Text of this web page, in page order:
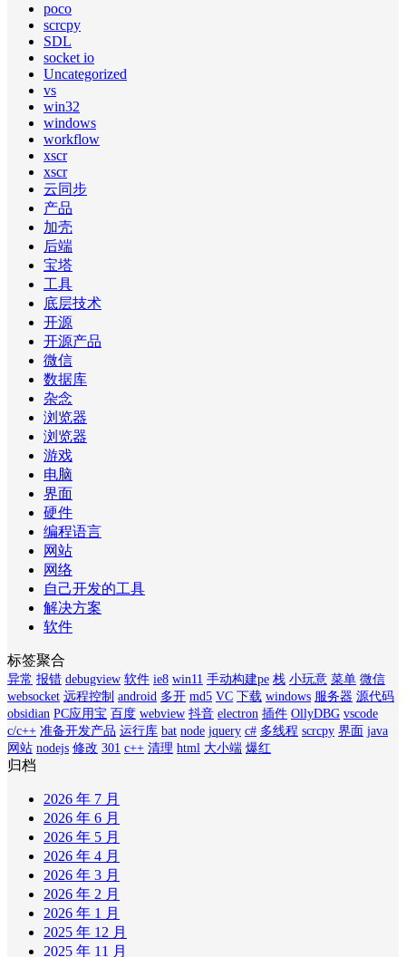
poco
scrcpy
SDL
socket io
Uncategorized
vs
win32
windows
workflow
xscr
xscr
云同步
产品
加壳
后端
宝塔
工具
底层技术
开源
开源产品
微信
数据库
杂念
浏览器
浏览器
游戏
电脑
界面
硬件
编程语言
网站
网络
自己开发的工具
解决方案
软件
标签聚合
异常 报错 debugview 软件 ie8 win11 手动构建pe 栈 小玩意 菜单 微信
websocket 远程控制 android 多开 md5 VC 下载 windows 服务器 源代码
obsidian PC应用宝 百度 webview 抖音 electron 插件 OllyDBG vscode
c/c++ 准备开发产品 运行库 bat node jquery c# 多线程 scrcpy 界面 java
网站 nodejs 修改 301 c++ 清理 html 大小端 爆红
归档
2026 年 7 月
2026 年 6 月
2026 年 5 月
2026 年 4 月
2026 年 3 月
2026 年 2 月
2026 年 1 月
2025 年 12 月
2025 年 11 月